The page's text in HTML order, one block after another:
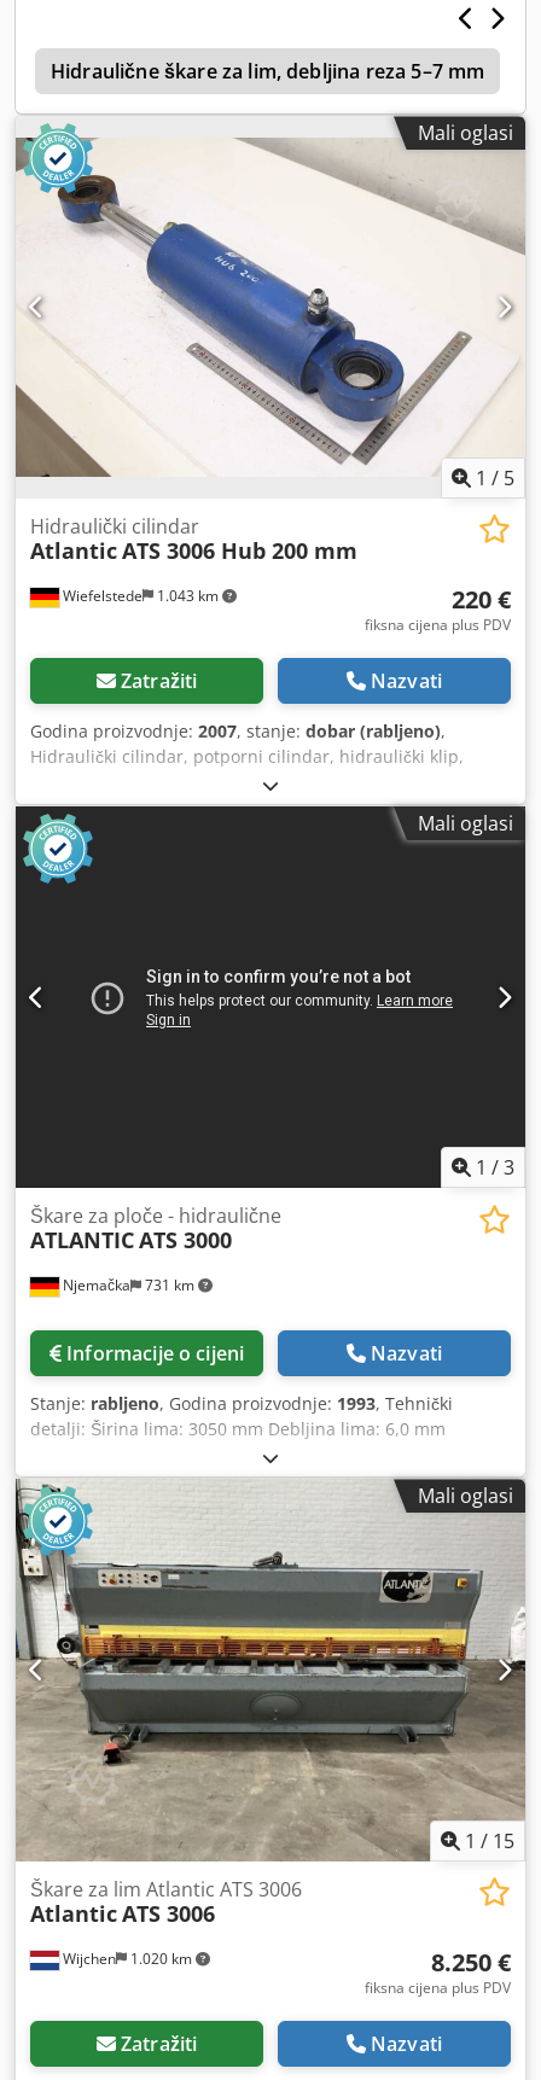
Hidraulične škare za lim, debljina reza 5–7 mm
Mali oglasi
1 / 5
Wiefelstede 1.043 km
Hidraulički cilindar
AtlanticATS 3006 Hub 200 mm
220 €
fiksna cijena plus PDV
Zatražiti Nazvati
Godina proizvodnje: 2007, stanje: dobar (rabljeno),
Hidraulički cilindar, potporni cilindar, hidraulički klip,
tlačni klip, hidraulički amortizer, cilindar za povećanje
tlaka, hidraulički cilindar za škaru za lim -Hidraulički
cilindar: iz škare za lim Atlantic ATS 3006 Dkjdpfsyghb Ijx
Aaior -Klipnjača: Ø 40 mm -Hod: 200 mm -Postolje: Ø50
mm -Razmak rupa: u uvučenom položaju 725 mm -
Mali oglasi
1 /3
Njemačka 731 km
Škare za ploče - hidraulične
ATLANTICATS 3000
Informacije o cijeni Nazvati
Stanje: rabljeno, Godina proizvodnje: 1993, Tehnički
detalji: Širina lima: 3050 mm Debljina lima: 6,0 mm
Razmak između stupova: 3460 mm Broj hodova min./maks.:
9 / 17 hodova/min Stražnji graničnik: 750 mm (motoriziran)
Kut rezanja: 0,5° - 3,0° Podešavanje razmaka rezanja:
ručno Dedpfxju Rni Hs Aaiekr Pritisni držači: 18 komada
(hidraulični) Veličina stola: 380 x 3100 mm Ukupna
priključna snaga: 7,5 kW Težina stroja cca: 4,56 t Dimenzije
stroja: D: 3,64 x Š: 2,55 x V: 1,58 m Oprema: -sa bočnim
graničnikom D: 1000 x Š: 100 x V: 60 mm i graničnom
letvom 990 mm, s 8 oslonaca -upravljanje preko
upravljačke ploče i nožne komande -rasvjeta zone rezanja -
brojač hodova -nožice stroja Uključuje dodatnu opremu.
Mali oglasi
1 / 15
Wijchen 1.020 km
Škare za lim Atlantic ATS 3006
AtlanticATS 3006
8.250 €
fiksna cijena plus PDV
Zatražiti Nazvati